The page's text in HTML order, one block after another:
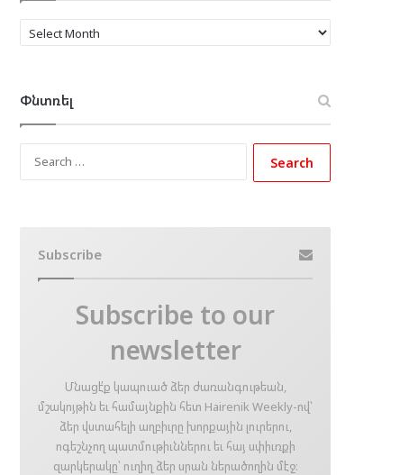
Արխիւ
Փնտռել
Subscribe
Subscribe to our
newsletter
Մնացէ՛ք կապուած ձեր ժառանգութեան,
մշակոյթին եւ համայնքին հետ Hairenik Weekly-ով՝
ձեր վստահելի աղբիւրը խորքային լուրերու,
ոգեշնչող պատմութիւններու եւ հայ սփիւռքի
զարկերակը՝ ուղիղ ձեր սրան ներածողին մէջ։